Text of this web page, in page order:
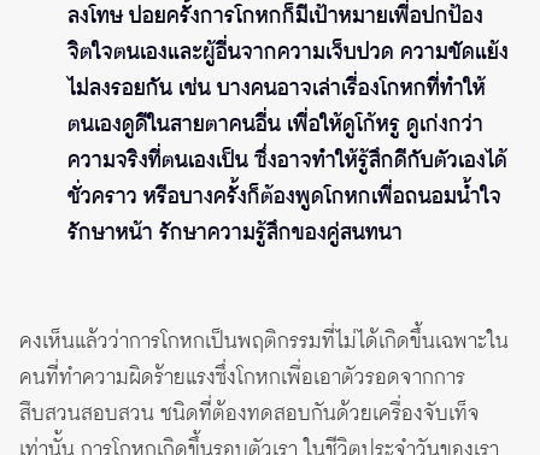
ลงโทษ บ่อยครั้งการโกหกก็มีเป้าหมายเพื่อปกป้อง
จิตใจตนเองและผู้อื่นจากความเจ็บปวด ความขัดแย้ง
ไม่ลงรอยกัน เช่น บางคนอาจเล่าเรื่องโกหกที่ทำให้
ตนเองดูดีในสายตาคนอื่น เพื่อให้ดูโก้หรู ดูเก่งกว่า
ความจริงที่ตนเองเป็น ซึ่งอาจทำให้รู้สึกดีกับตัวเองได้
ชั่วคราว หรือบางครั้งก็ต้องพูดโกหกเพื่อถนอมน้ำใจ
รักษาหน้า รักษาความรู้สึกของคู่สนทนา
คงเห็นแล้วว่าการโกหกเป็นพฤติกรรมที่ไม่ได้เกิดขึ้นเฉพาะใน
คนที่ทำความผิดร้ายแรงซึ่งโกหกเพื่อเอาตัวรอดจากการ
สืบสวนสอบสวน ชนิดที่ต้องทดสอบกันด้วยเครื่องจับเท็จ